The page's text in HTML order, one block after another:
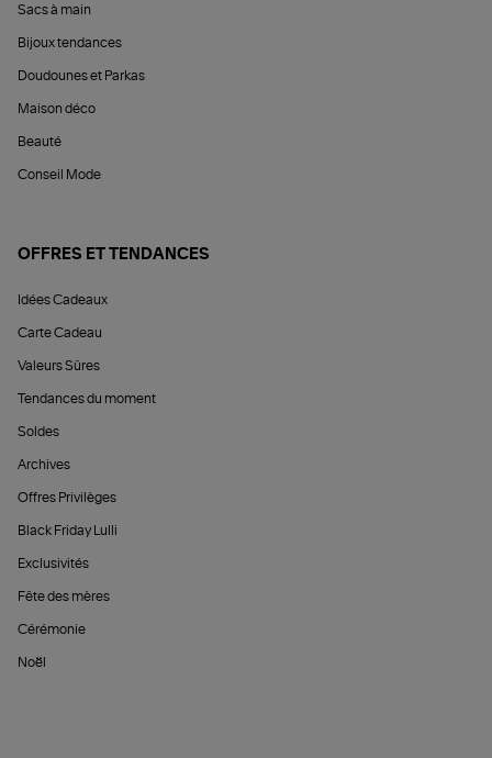
Sacs à main
Bijoux tendances
Doudounes et Parkas
Maison déco
Beauté
Conseil Mode
OFFRES ET TENDANCES
Idées Cadeaux
Carte Cadeau
Valeurs Sûres
Tendances du moment
Soldes
Archives
Offres Privilèges
Black Friday Lulli
Exclusivités
Fête des mères
Cérémonie
Noël